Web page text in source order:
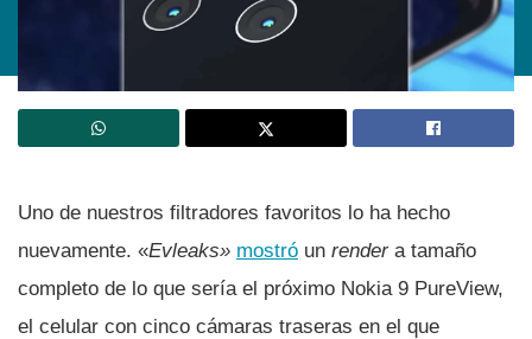
Uno de nuestros filtradores favoritos lo ha hecho
nuevamente. «Evleaks» mostró un rendera tamaño
completo de lo que serí­a el próximo Nokia 9 PureView,
el celular con cinco cámaras traseras en el que